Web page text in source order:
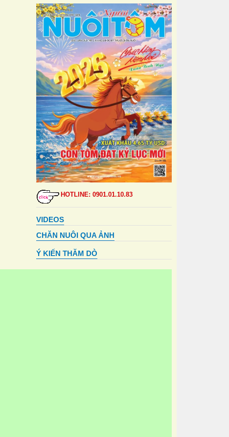
HOTLINE: 0901.01.10.83
VIDEOS
CHĂN NUÔI QUA ẢNH
Ý KIẾN THĂM DÒ